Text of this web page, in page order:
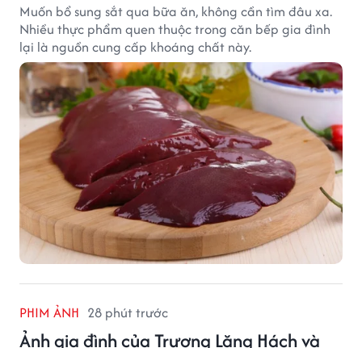
Muốn bổ sung sắt qua bữa ăn, không cần tìm đâu xa.
Nhiều thực phẩm quen thuộc trong căn bếp gia đình
lại là nguồn cung cấp khoáng chất này.
PHIM ẢNH 28 phút trước
Ảnh gia đình của Trương Lăng Hách và